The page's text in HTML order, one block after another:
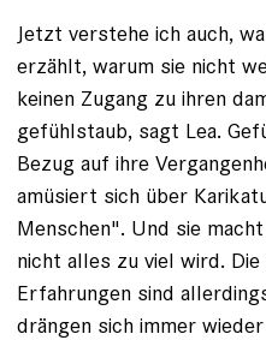
Jetzt verstehe ich auch,
erzählt, warum sie nicht
keinen Zugang zu ihren
gefühlstaub, sagt Lea.
Bezug auf ihre
amüsiert sich über
Menschen". Und sie
nicht alles zu viel wird.
Erfahrungen sind
drängen sich immer